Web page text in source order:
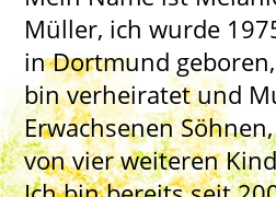
Müller, ich wurde
in Dortmund geboren,
bin verheiratet und
Erwachsenen
von vier weiteren